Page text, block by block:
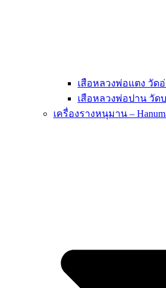
เสือหลวงพ่อแตง วัด
เสือหลวงพ่อปาน วัด
เครื่องรางหนุมาน –